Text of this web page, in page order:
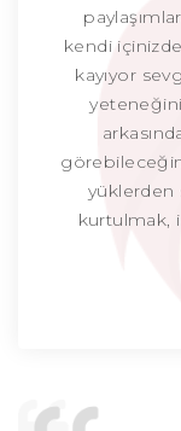
kendi
kayıyor
yüklerden
kurtulmak,